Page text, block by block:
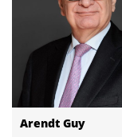
Arendt Guy